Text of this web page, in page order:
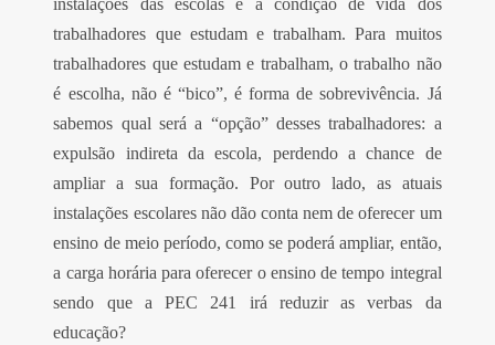
instalações das escolas e a condição de vida dos
trabalhadores que estudam e trabalham. Para muitos
trabalhadores que estudam e trabalham, o trabalho não
é escolha, não é “bico”, é forma de sobrevivência. Já
sabemos qual será a “opção” desses trabalhadores: a
expulsão indireta da escola, perdendo a chance de
ampliar a sua formação. Por outro lado, as atuais
instalações escolares não dão conta nem de oferecer um
ensino de meio período, como se poderá ampliar, então,
a carga horária para oferecer o ensino de tempo integral
sendo que a PEC 241 irá reduzir as verbas da
educação?